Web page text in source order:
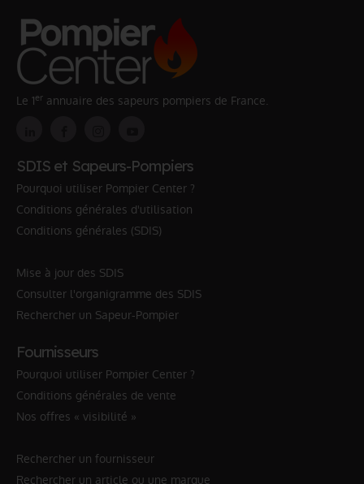
Le 1er annuaire des sapeurs pompiers de France.
SDIS et Sapeurs-Pompiers
Pourquoi utiliser Pompier Center ?
Conditions générales d'utilisation
Conditions générales (SDIS)
Mise à jour des SDIS
Consulter l'organigramme des SDIS
Rechercher un Sapeur-Pompier
Fournisseurs
Pourquoi utiliser Pompier Center ?
Conditions générales de vente
Nos offres « visibilité »
Rechercher un fournisseur
Rechercher un article ou une marque